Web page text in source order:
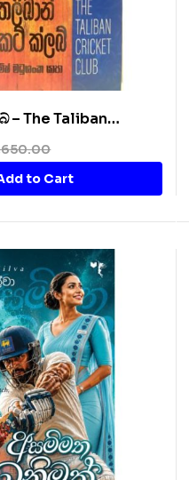
– The Taliban
to Cart